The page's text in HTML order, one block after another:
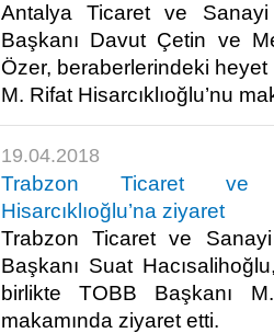
Antalya Ticaret ve
Başkanı Davut Çetin ve
Özer, beraberlerindeki
M. Rifat Hisarcıklıoğlu’nu
19.04.2018
Trabzon Ticaret ve
Hisarcıklıoğlu’na ziyaret
Trabzon Ticaret ve
Başkanı Suat
birlikte TOBB Başkanı M.
makamında ziyaret etti.​